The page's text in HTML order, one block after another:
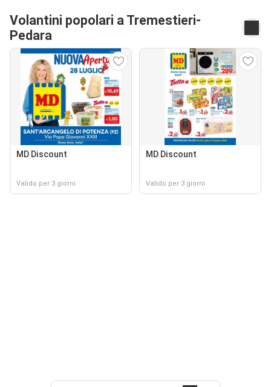
Volantini popolari a Tremestieri-
Pedara
MD Discount
Valido per 3 giorni
MD Discount
Valido per 3 giorni